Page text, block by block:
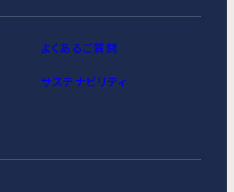
よくあるご質問
サステナビリティ